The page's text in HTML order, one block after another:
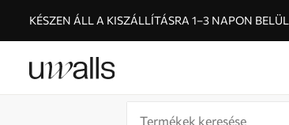
KÉSZEN ÁLL A KISZÁLLÍTÁSRA 1–3 NAPON BELÜL